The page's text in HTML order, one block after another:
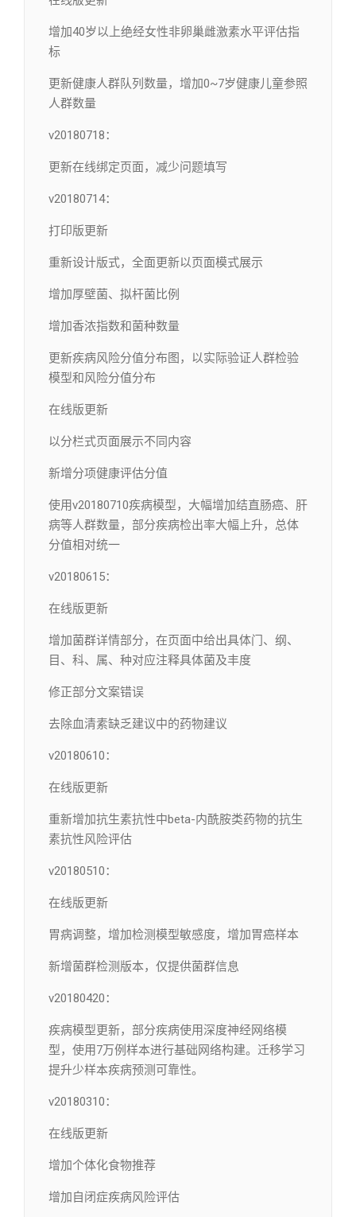
增加40岁以上绝经女性非卵巢雌激素水平评估指
标
更新健康人群队列数量，增加0~7岁健康儿童参照
人群数量
v20180718：
更新在线绑定页面，减少问题填写
v20180714：
打印版更新
重新设计版式，全面更新以页面模式展示
增加厚壁菌、拟杆菌比例
增加香浓指数和菌种数量
更新疾病风险分值分布图，以实际验证人群检验
模型和风险分值分布
在线版更新
以分栏式页面展示不同内容
新增分项健康评估分值
使用v20180710疾病模型，大幅增加结直肠癌、肝
病等人群数量，部分疾病检出率大幅上升，总体
分值相对统一
v20180615：
在线版更新
增加菌群详情部分，在页面中给出具体门、纲、
目、科、属、种对应注释具体菌及丰度
修正部分文案错误
去除血清素缺乏建议中的药物建议
v20180610：
在线版更新
重新增加抗生素抗性中beta-内酰胺类药物的抗生
素抗性风险评估
v20180510：
在线版更新
胃病调整，增加检测模型敏感度，增加胃癌样本
新增菌群检测版本，仅提供菌群信息
v20180420：
疾病模型更新，部分疾病使用深度神经网络模
型，使用7万例样本进行基础网络构建。迁移学习
提升少样本疾病预测可靠性。
v20180310：
在线版更新
增加个体化食物推荐
增加自闭症疾病风险评估